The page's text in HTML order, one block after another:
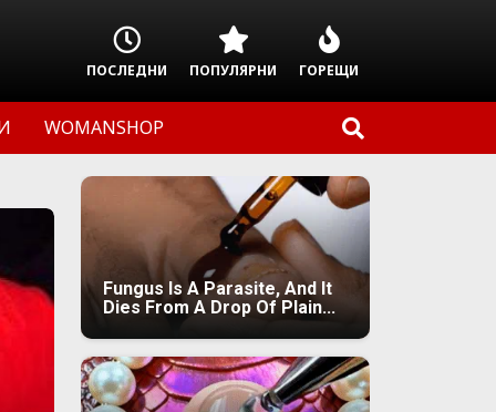
ПОСЛЕДНИ ПОПУЛЯРНИ ГОРЕЩИ
WOMANSHOP
Fungus Is A Parasite, And It
Dies From A Drop Of Plain...